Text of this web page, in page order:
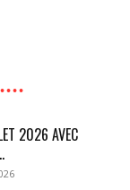
2026 AVEC